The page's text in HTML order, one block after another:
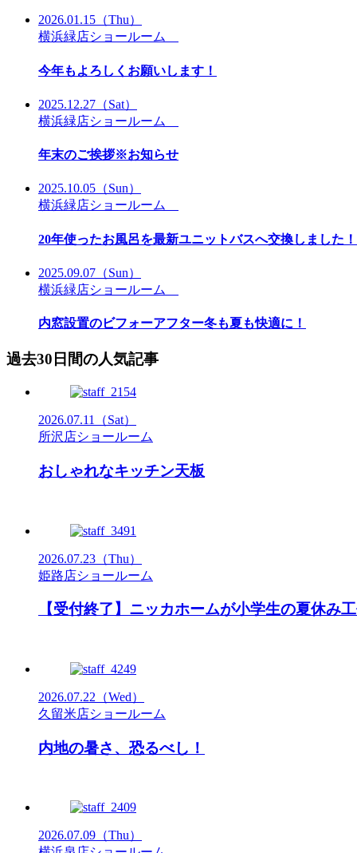
2026.01.15 （Thu）
横浜緑店ショールーム
今年もよろしくお願いします！
2025.12.27 （Sat）
横浜緑店ショールーム
年末のご挨拶※お知らせ
2025.10.05 （Sun）
横浜緑店ショールーム
20年使ったお風呂を最新ユニットバスへ交換しました
2025.09.07 （Sun）
横浜緑店ショールーム
内窓設置のビフォーアフター冬も夏も快適に！
過去30日間の人気記事
2026.07.11
（Sat）
所沢店ショールーム
おしゃれなキッチン天板
2026.07.23 （Thu）
姫路店ショールーム
【受付終了】ニッカホームが小学生の夏休み
2026.07.22 （Wed）
久留米店ショールーム
内地の暑さ、恐るべし！
2026.07.09 （Thu）